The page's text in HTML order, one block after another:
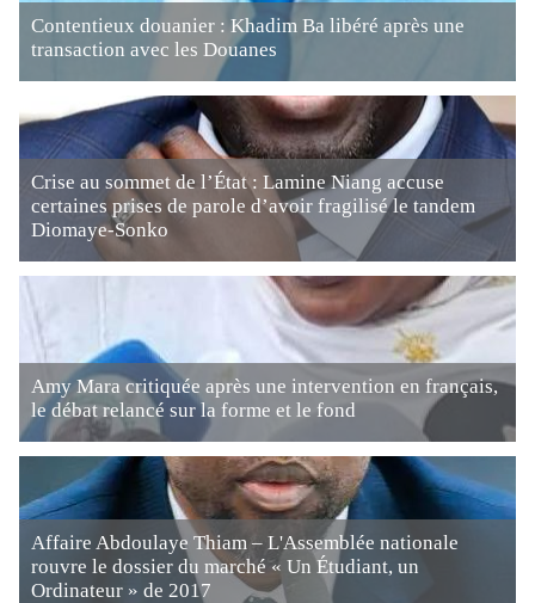
Contentieux douanier : Khadim Ba libéré après une
transaction avec les Douanes
Crise au sommet de l’État : Lamine Niang accuse
certaines prises de parole d’avoir fragilisé le tandem
Diomaye-Sonko
Amy Mara critiquée après une intervention en français,
le débat relancé sur la forme et le fond
Affaire Abdoulaye Thiam – L'Assemblée nationale
rouvre le dossier du marché « Un Étudiant, un
Ordinateur » de 2017